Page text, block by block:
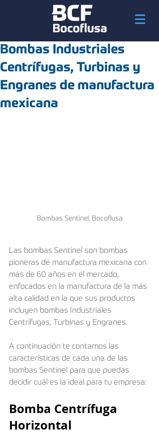
Bombas Industriales
Centrífugas, Turbinas y
Engranes de manufactura
mexicana
Bombas Sentinel, Bocoflusa
Las bombas Sentinel son bombas
pioneras de manufactura mexicana con
más de 60 años en el mercado,
enfocados en la manufactura de la más
alta calidad en la que sus productos
incluyen bombas Industriales
Centrífugas, Turbinas y Engranes.
A continuación te contamos las
características de cada una de las
bombas Sentinel para que puedas
decidir cuál es la ideal para tu empresa:
Bomba Centrífuga
Horizontal​